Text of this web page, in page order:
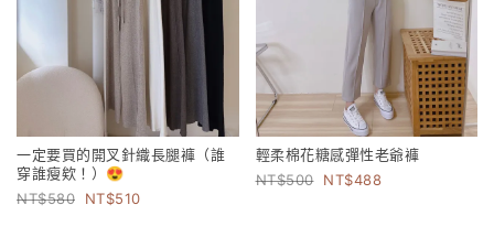
一定要買的開叉針織長腿褲（誰
穿誰瘦欸！）😍
580
510
輕柔棉花糖感彈性老爺褲
500
488